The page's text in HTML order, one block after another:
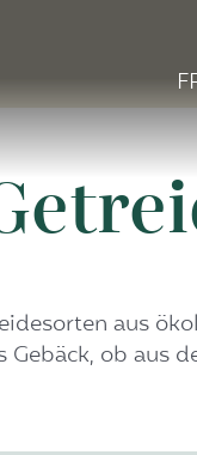
aus
ob aus